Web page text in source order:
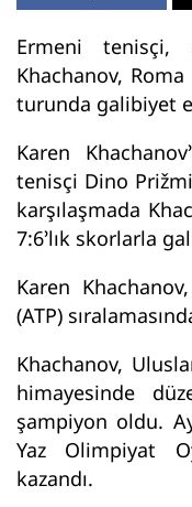
Ermeni tenisçi,
Khachanov,
turunda galibiyet
Karen
tenisçi Dino
karşılaşmada
7:6’lık skorlarla
Karen
(ATP)
Khachanov,
himayesinde
şampiyon oldu.
Yaz Olimpiyat
kazandı.